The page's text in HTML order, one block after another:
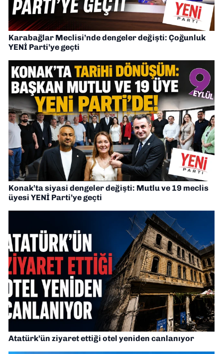
Karabağlar Meclisi’nde dengeler değişti: Çoğunluk
YENİ Parti’ye geçti
Konak’ta siyasi dengeler değişti: Mutlu ve 19 meclis
üyesi YENİ Parti’ye geçti
Atatürk’ün ziyaret ettiği otel yeniden canlanıyor